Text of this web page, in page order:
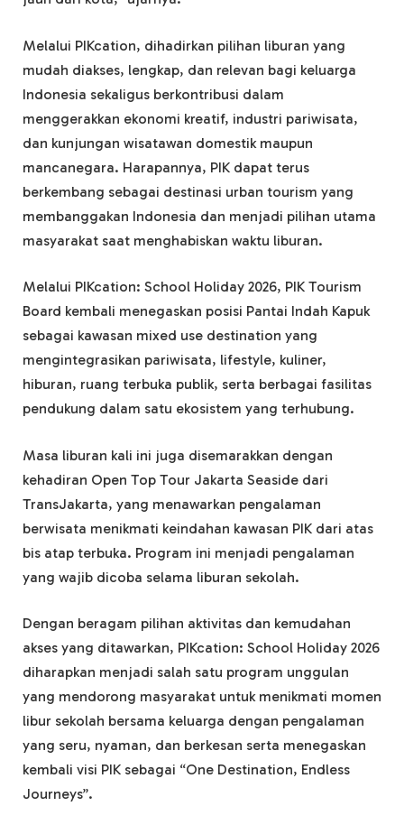
Melalui PIKcation, dihadirkan pilihan liburan yang
mudah diakses, lengkap, dan relevan bagi keluarga
Indonesia sekaligus berkontribusi dalam
menggerakkan ekonomi kreatif, industri pariwisata,
dan kunjungan wisatawan domestik maupun
mancanegara. Harapannya, PIK dapat terus
berkembang sebagai destinasi urban tourism yang
membanggakan Indonesia dan menjadi pilihan utama
masyarakat saat menghabiskan waktu liburan.
Melalui PIKcation: School Holiday 2026, PIK Tourism
Board kembali menegaskan posisi Pantai Indah Kapuk
sebagai kawasan mixed use destination yang
mengintegrasikan pariwisata, lifestyle, kuliner,
hiburan, ruang terbuka publik, serta berbagai fasilitas
pendukung dalam satu ekosistem yang terhubung.
Masa liburan kali ini juga disemarakkan dengan
kehadiran Open Top Tour Jakarta Seaside dari
TransJakarta, yang menawarkan pengalaman
berwisata menikmati keindahan kawasan PIK dari atas
bis atap terbuka. Program ini menjadi pengalaman
yang wajib dicoba selama liburan sekolah.
Dengan beragam pilihan aktivitas dan kemudahan
akses yang ditawarkan, PIKcation: School Holiday 2026
diharapkan menjadi salah satu program unggulan
yang mendorong masyarakat untuk menikmati momen
libur sekolah bersama keluarga dengan pengalaman
yang seru, nyaman, dan berkesan serta menegaskan
kembali visi PIK sebagai “One Destination, Endless
Journeys”.